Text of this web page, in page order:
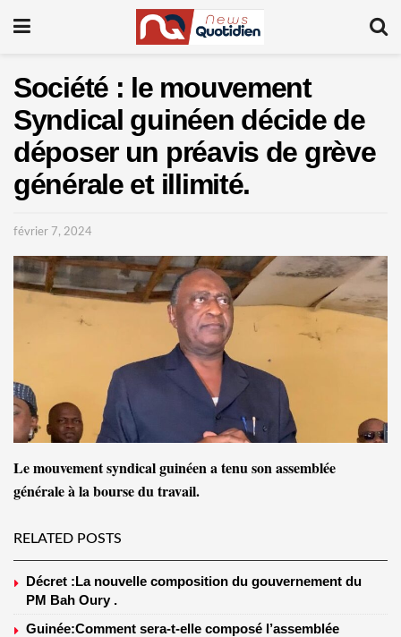
Société : le mouvement
Syndical guinéen décide de
déposer un préavis de grève
générale et illimité.
février 7, 2024
Le mouvement syndical guinéen a tenu son assemblée
générale à la bourse du travail.
RELATED POSTS
Décret :La nouvelle composition du gouvernement du
PM Bah Oury .
Guinée:Comment sera-t-elle composé l’assemblée